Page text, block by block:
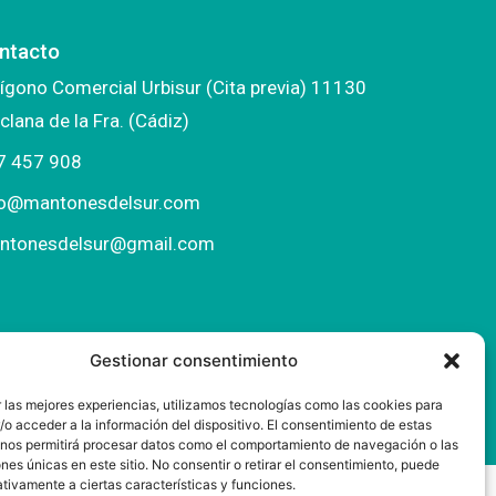
Gestionar consentimiento
las mejores experiencias, utilizamos tecnologías como las cookies para
o acceder a la información del dispositivo. El consentimiento de estas
permitirá procesar datos como el comportamiento de navegación o las
únicas en este sitio. No consentir o retirar el consentimiento, puede
a ciertas características y funciones.
Comercial Urbisur (Cita previa) 11130
de la Fra. (Cádiz)
457 908